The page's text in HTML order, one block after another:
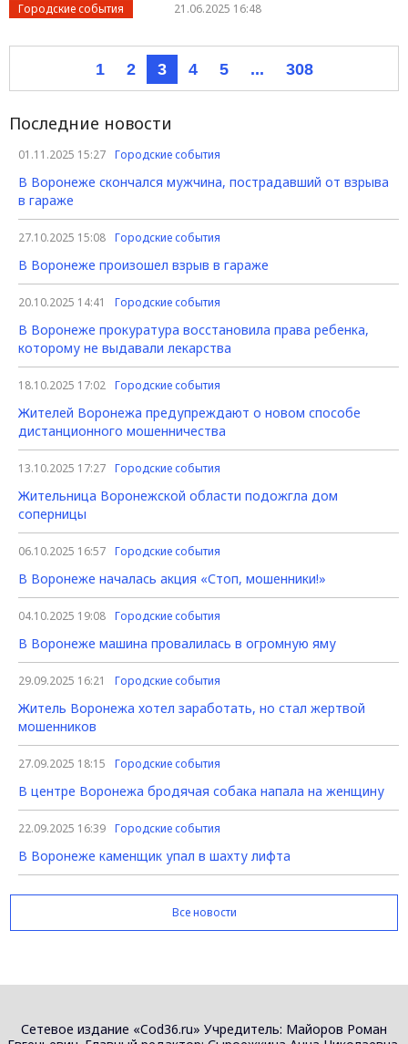
Городские события 21.06.2025 16:48
1 2 3 4 5 ... 308
Последние новости
01.11.2025 15:27 Городские события
В Воронеже скончался мужчина, пострадавший от взрыва
в гараже
27.10.2025 15:08 Городские события
В Воронеже произошел взрыв в гараже
20.10.2025 14:41 Городские события
В Воронеже прокуратура восстановила права ребенка,
которому не выдавали лекарства
18.10.2025 17:02 Городские события
Жителей Воронежа предупреждают о новом способе
дистанционного мошенничества
13.10.2025 17:27 Городские события
Жительница Воронежской области подожгла дом
соперницы
06.10.2025 16:57 Городские события
В Воронеже началась акция «Стоп, мошенники!»
04.10.2025 19:08 Городские события
В Воронеже машина провалилась в огромную яму
29.09.2025 16:21 Городские события
Житель Воронежа хотел заработать, но стал жертвой
мошенников
27.09.2025 18:15 Городские события
В центре Воронежа бродячая собака напала на женщину
22.09.2025 16:39 Городские события
В Воронеже каменщик упал в шахту лифта
Все новости
Сетевое издание «Cod36.ru» Учредитель: Майоров Роман